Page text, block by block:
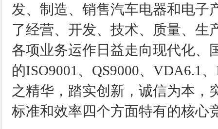
发、制造、销售汽车电器和电子
了经营、开发、技术、质量、生
各项业务运作日益走向现代化、
的ISO9001、QS9000、VDA6.1
之精华，踏实创新，诚信为本，
标准和效率四个方面特有的核心